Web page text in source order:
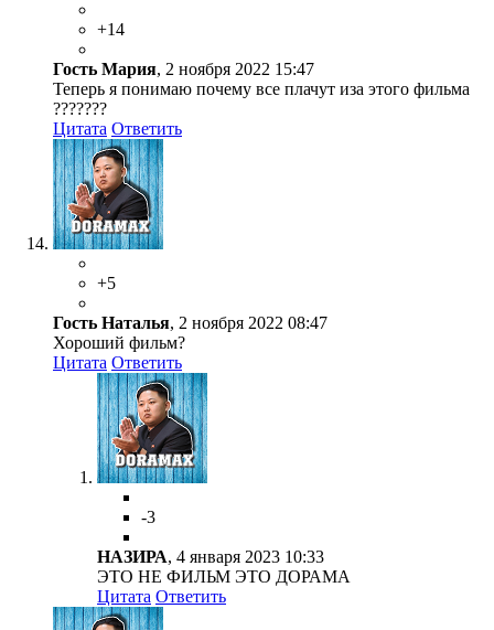
+14
Гость Мария, 2 ноября 2022 15:47
Теперь я понимаю почему все плачут иза этого фильма
???????
Цитата Ответить
+5
Гость Наталья, 2 ноября 2022 08:47
Хороший фильм?
Цитата Ответить
-3
НАЗИРА, 4 января 2023 10:33
ЭТО НЕ ФИЛЬМ ЭТО ДОРАМА
Цитата Ответить